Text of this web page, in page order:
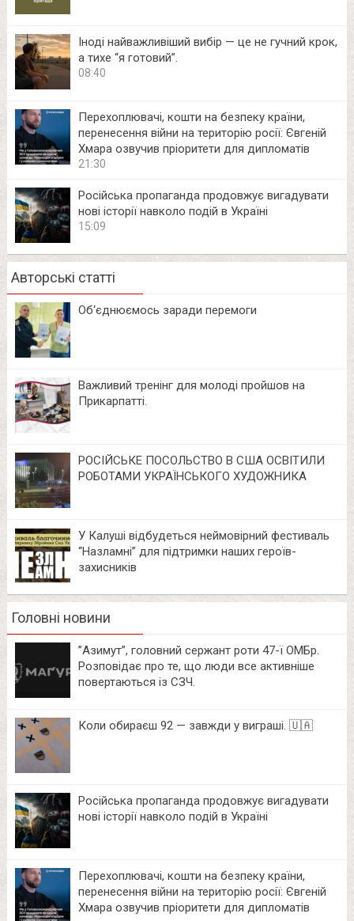
Іноді найважливіший вибір — це не гучний крок,
а тихе “я готовий”.
08:40
Перехоплювачі, кошти на безпеку країни,
перенесення війни на територію росії: Євгеній
Хмара озвучив пріоритети для дипломатів
21:30
Російська пропаганда продовжує вигадувати
нові історії навколо подій в Україні
15:09
Авторські статті
Об‘єднюємось заради перемоги
Важливий тренінг для молоді пройшов на
Прикарпатті.
РОСІЙСЬКЕ ПОСОЛЬСТВО В США ОСВІТИЛИ
РОБОТАМИ УКРАЇНСЬКОГО ХУДОЖНИКА
У Калуші відбудеться неймовірний фестиваль
“Назламні” для підтримки наших героїв-
захисників
Головні новини
⁨”Азимут”, головний сержант роти 47-ї ОМБр.
Розповідає про те, що люди все активніше
повертаються із СЗЧ.
Коли обираєш 92 — завжди у виграші. 🇺🇦
Російська пропаганда продовжує вигадувати
нові історії навколо подій в Україні
Перехоплювачі, кошти на безпеку країни,
перенесення війни на територію росії: Євгеній
Хмара озвучив пріоритети для дипломатів